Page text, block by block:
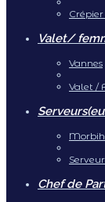
Valet/
Vannes
Valet /
Chef de